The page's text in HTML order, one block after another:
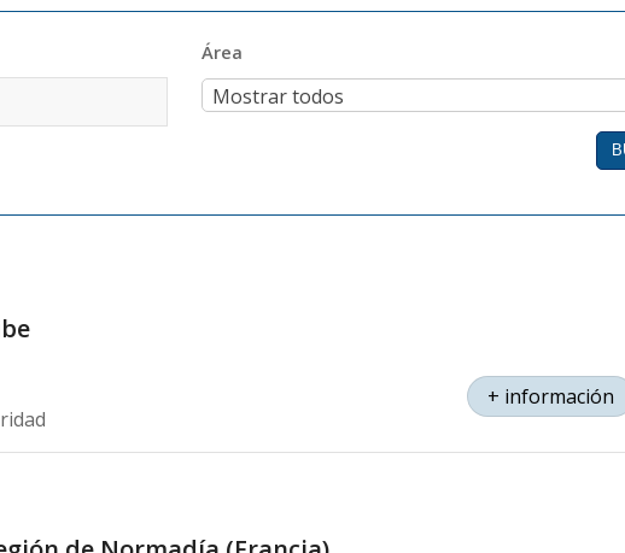
Área
Mostrar todos
Área
+ información